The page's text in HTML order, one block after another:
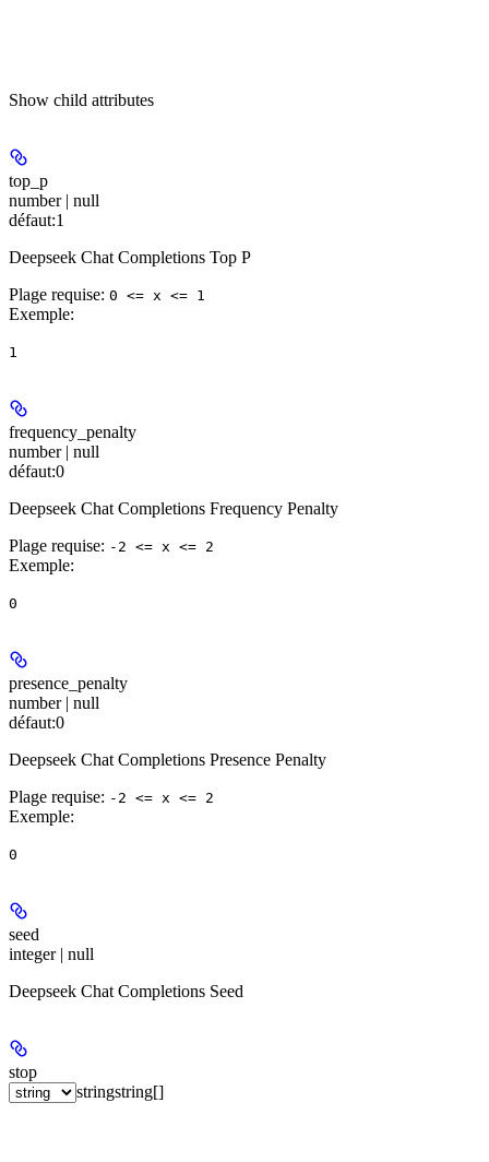
Show child attributes
top_p
number | null
défaut:1
Deepseek Chat Completions Top P
Plage requise: 0 <= x <= 1
Exemple:
1
frequency_penalty
number | null
défaut:0
Deepseek Chat Completions Frequency Penalty
Plage requise: -2 <= x <= 2
Exemple:
0
presence_penalty
number | null
défaut:0
Deepseek Chat Completions Presence Penalty
Plage requise: -2 <= x <= 2
Exemple:
0
seed
integer | null
Deepseek Chat Completions Seed
stop
stringstring[]